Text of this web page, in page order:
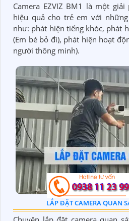
Camera EZVIZ BM1 là một
hiệu quả cho trẻ em với
như: phát hiện tiếng khóc, phát
(Em bé bỏ đi), phát hiện hoạt
người thông minh).
LẮP ĐẶT CAMERA QUAN